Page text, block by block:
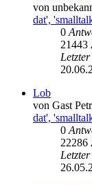
von
dat',
0
21443
Lob
von Gast
dat',
0
22286